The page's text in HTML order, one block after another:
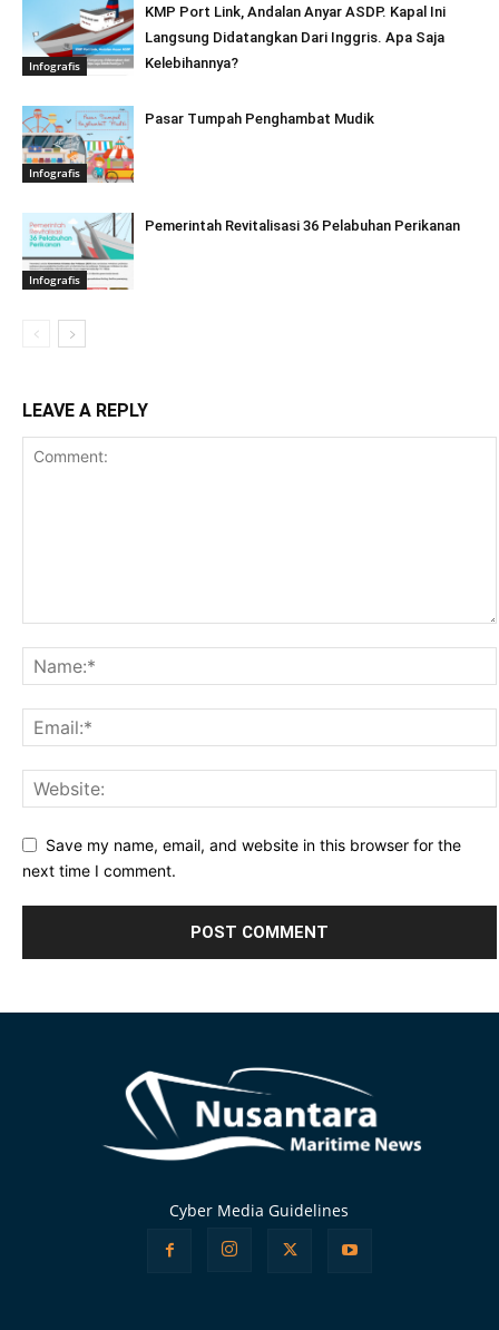
Infografis
KMP Port Link, Andalan Anyar ASDP. Kapal Ini
Langsung Didatangkan Dari Inggris. Apa Saja
Kelebihannya?
Infografis
Pasar Tumpah Penghambat Mudik
Infografis
Pemerintah Revitalisasi 36 Pelabuhan Perikanan
LEAVE A REPLY
Save my name, email, and website in this browser for the
next time I comment.
Cyber Media Guidelines